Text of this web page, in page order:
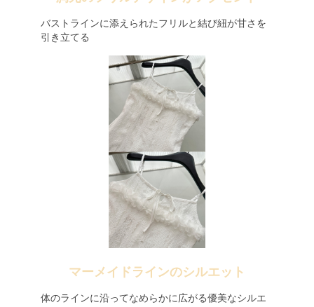
バストラインに添えられたフリルと結び紐が甘さを
引き立てる
マーメイドラインのシルエット
体のラインに沿ってなめらかに広がる優美なシルエ